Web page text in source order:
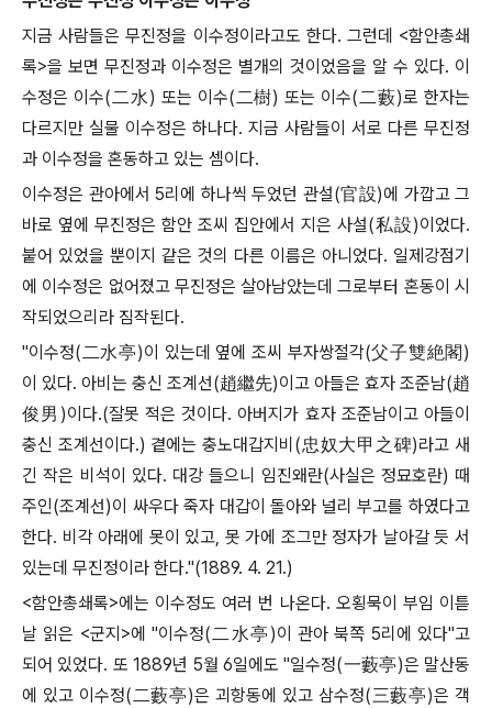
지금 사람들은 무진정을 이수정이라고도 한다. 그런데 <함안총쇄
록>을 보면 무진정과 이수정은 별개의 것이었음을 알 수 있다. 이
수정은 이수(二水) 또는 이수(二樹) 또는 이수(二藪)로 한자는
다르지만 실물 이수정은 하나다. 지금 사람들이 서로 다른 무진정
과 이수정을 혼동하고 있는 셈이다.
이수정은 관아에서 5리에 하나씩 두었던 관설(官設)에 가깝고 그
바로 옆에 무진정은 함안 조씨 집안에서 지은 사설(私設)이었다.
붙어 있었을 뿐이지 같은 것의 다른 이름은 아니었다. 일제강점기
에 이수정은 없어졌고 무진정은 살아남았는데 그로부터 혼동이 시
작되었으리라 짐작된다.
"이수정(二水亭)이 있는데 옆에 조씨 부자쌍절각(父子雙絶閣 )
이 있다. 아비는 충신 조계선(趙繼先)이고 아들은 효자 조준남(趙
俊男 )이다.(잘못 적은 것이다.아버지가 효자 조준남이고 아들이
충신 조계선이다.) 곁에는 충노대갑지비 (忠奴大甲之碑)라고 새
긴 작은 비석이 있다. 대강 들으니 임진왜란(사실은 정묘호란) 때
주인(조계선)이 싸우다 죽자 대갑이 돌아와 널리 부고를 하였다고
한다. 비각 아래에 못이 있고, 못 가에 조그만 정자가 날아갈 듯 서
있는데 무진정이라 한다."(1889. 4. 21.)
<함안총쇄록>에는 이수정도 여러 번 나온다. 오횡묵이 부임 이튿
날 읽은 <군지 >에"이수정(二水亭 )이 관아 북쪽 5리에 있다"고
되어 있었다. 또1889년 5월 6일에도"일수정(一藪亭)은 말산동
에 있고 이수정(二藪亭)은 괴항동에 있고 삼수정(三藪亭)은 객